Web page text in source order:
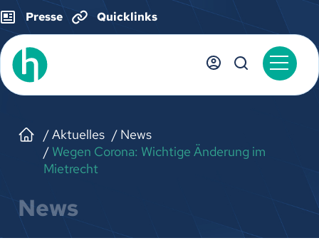
Presse Quicklinks
Aktuelles
News
Wegen Corona: Wichtige Änderung im
Mietrecht
News